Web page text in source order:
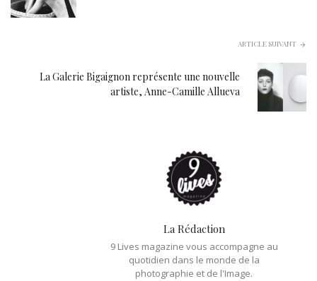
ARTICLE SUIVANT
La Galerie Bigaignon représente une nouvelle
artiste, Anne-Camille Allueva
La Rédaction
9 Lives magazine vous accompagne au
quotidien dans le monde de la
photographie et de l'Image.